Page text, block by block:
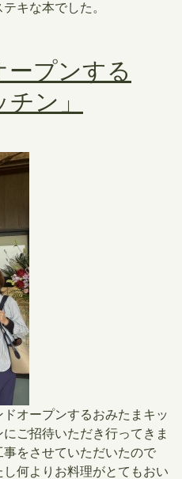
キな本でした。
ープンする
ン」
オープンするおみたまキッ
ご招待いただき行ってきま
をさせていただいたので
何よりお料理がとてもおい